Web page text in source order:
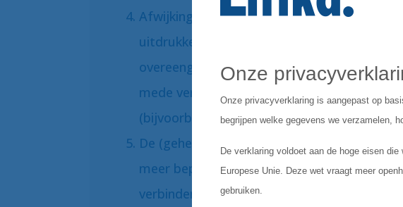
Afwijkingen van de Algemene Voorwaarden
uitdrukkelijk schriftelijk tussen Linkd en
overeengekomen. Onder schriftelijk wordt in
mede verstaan iedere vorm van
(bijvoorbeeld e-mail).
De (gehele of gedeeltelijke) ongeldigheid of
meer bepalingen van de Algemene
verbindendheid van de overige bepalingen